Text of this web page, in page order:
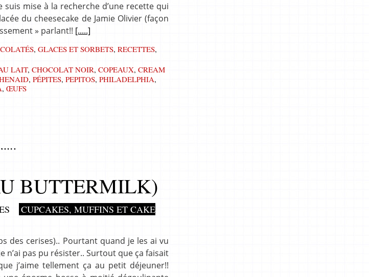
mise à la recherche d’une recette qui
du cheesecake de Jamie Olivier (façon
» parlant!! [.....]
, GLACES ET SORBETS, RECETTES,
LAIT, CHOCOLAT NOIR, COPEAUX, CREAM
, PÉPITES, PEPITOS, PHILADELPHIA,
, ŒUFS
BUTTERMILK)
CUPCAKES, MUFFINS ET CAKE
des cerises).. Pourtant quand je les ai vu
pas pu résister.. Surtout que ça faisait
j’aime tellement ça au petit déjeuner!!